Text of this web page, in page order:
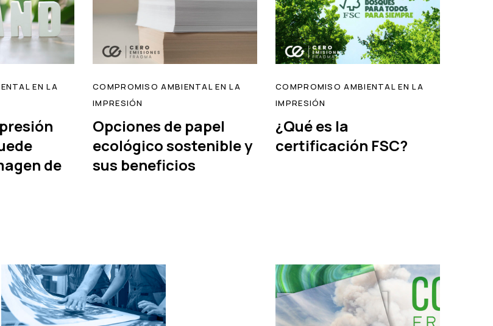
read
EN LA
de
COMPROMISO AMBIENTAL EN LA
IMPRESIÓN
Opciones de papel
ecológico sostenible y
sus beneficios
COMPROMISO AMBIENTAL EN LA
IMPRESIÓN
¿Qué es la
certificación FSC?
Tags Tags